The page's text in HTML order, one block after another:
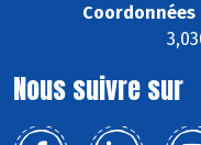
Coordonnées
Nous suivre sur